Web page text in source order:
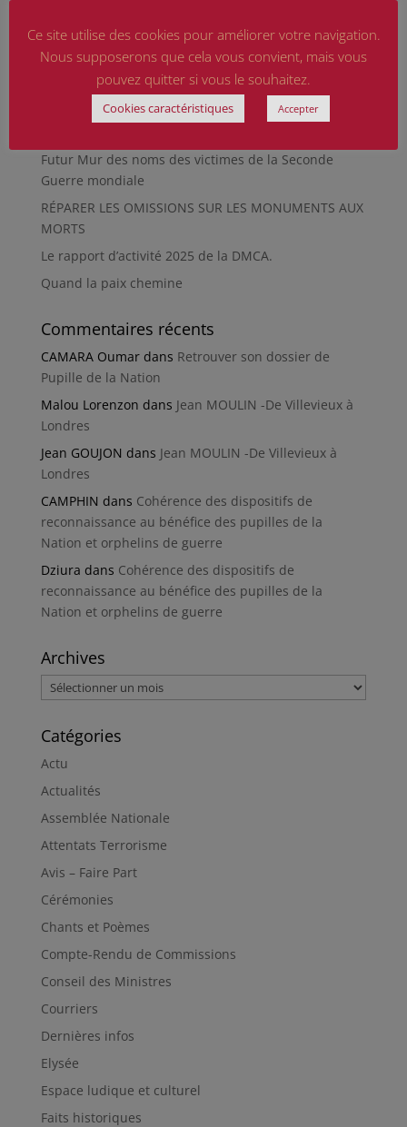
Seconde Guerre mondiale, à Moussey ?
La revue « Entre les lignes » éditée par l’équipe du
musée de Besançon
HIROSHIMA
Futur Mur des noms des victimes de la Seconde
Guerre mondiale
RÉPARER LES OMISSIONS SUR LES MONUMENTS AUX
MORTS
Le rapport d’activité 2025 de la DMCA.
Quand la paix chemine
Commentaires récents
CAMARA Oumardans Retrouver son dossier de
Pupille de la Nation
Malou Lorenzon dans Jean MOULIN -De Villevieux à
Londres
Jean GOUJON dans Jean MOULIN -De Villevieux à
Londres
CAMPHIN dans Cohérence des dispositifs de
reconnaissance au bénéfice des pupilles de la
Nation et orphelins de guerre
Dziura dans Cohérence des dispositifs de
reconnaissance au bénéfice des pupilles de la
Nation et orphelins de guerre
Archives
Archives
Catégories
Actu
Actualités
Assemblée Nationale
Attentats Terrorisme
Avis – Faire Part
Cérémonies
Chants et Poèmes
Compte-Rendu de Commissions
Conseil des Ministres
Courriers
Dernières infos
Elysée
Espace ludique et culturel
Faits historiques
Ce site utilise des cookies pour améliorer votre navigation.
Nous supposerons que cela vous convient, mais vous
pouvez quitter si vous le souhaitez.
Cookies caractéristiques Accepter